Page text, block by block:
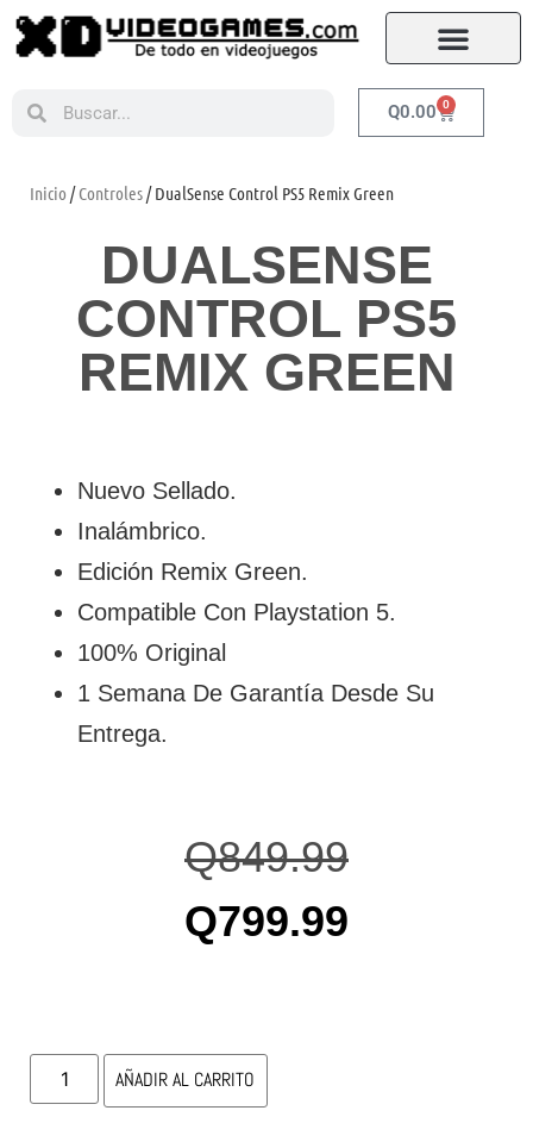
Q0.00 0
Inicio /Controles/ DualSense Control PS5 Remix Green
DUALSENSE
CONTROL PS5
REMIX GREEN
Nuevo Sellado.
Inalámbrico.
Edición Remix Green.
Compatible Con Playstation 5.
100% Original
1 Semana De Garantía Desde Su
Entrega.
Q849.99
Q799.99
AÑADIR AL CARRITO